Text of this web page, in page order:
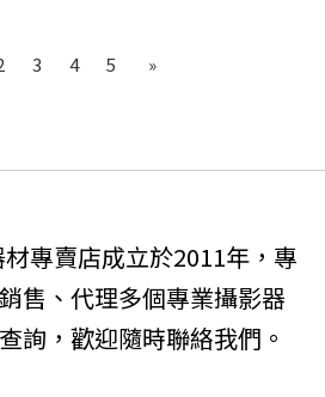
3 4 5 »
材專賣店成立於2011年，專
售、代理多個專業攝影器
詢，歡迎隨時聯絡我們。